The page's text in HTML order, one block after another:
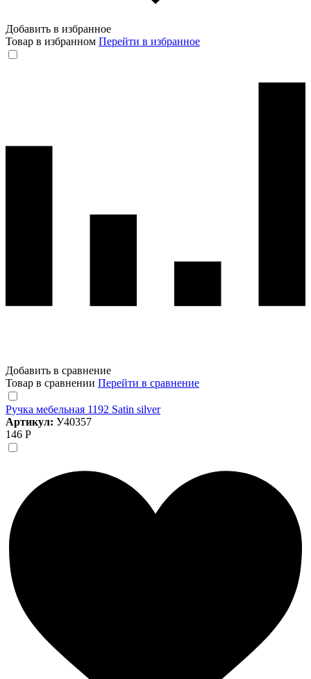
Добавить в избранное
Товар в избранном Перейти в избранное
Добавить в сравнение
Товар в сравнении Перейти в сравнение
Ручка мебельная 1192 Satin silver
Артикул: У40357
146 Р